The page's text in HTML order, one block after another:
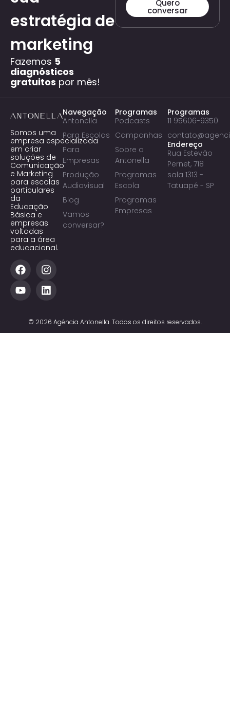
estratégia de
marketing
Fazemos 5
diagnósticos
gratuitos por mês!
Quero
conversar
Somos uma
empresa especializada
em criar
soluções de
Comunicação
e Marketing
para escolas
particulares
da
Educação
Básica e
empresas
voltadas
para a área
educacional.
Navegação
Antonella
Para Escolas
Para
Empresas
Produção
Audiovisual
Blog
Vamos
conversar?
Programas
Podcasts
Campanhas
Sobre a
Antonella
Programas
Escola
Programas
Empresas
Programas
11 95606-9350
Endereço
Rua Estevão
Pernet, 718
sala 1313 -
Tatuapé - SP
© 2026 Agência Antonella. Todos os direitos reservados.